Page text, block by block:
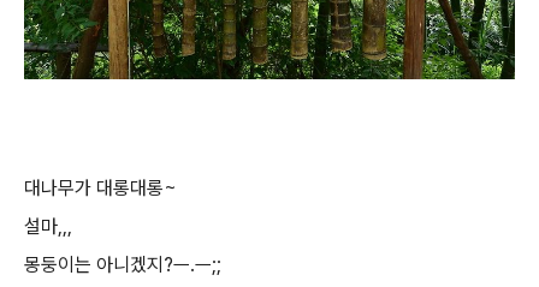
대나무가 대롱대롱~
설마,,,
몽둥이는 아니겠지?ㅡ.ㅡ;;